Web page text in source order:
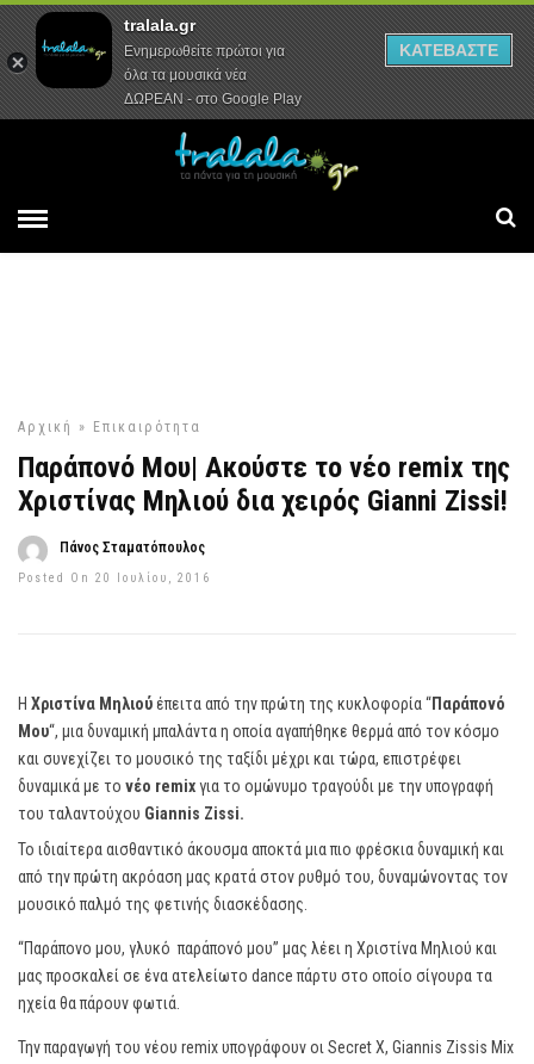
Αρχική Συνεντεύξεις Ρεπορτάζ
Αρχική » Επικαιρότητα
Παράπονό Μου| Ακούστε το νέο remix της
Χριστίνας Μηλιού δια χειρός Gianni Zissi!
Πάνος Σταματόπουλος
Posted On 20 Ιουλίου, 2016
H Χριστίνα Μηλιούέπειτα από την πρώτη της κυκλοφορία “Παράπονό
Μου“, μια δυναμική μπαλάντα η οποία αγαπήθηκε θερμά από τον κόσμο
και συνεχίζει το μουσικό της ταξίδι μέχρι και τώρα, επιστρέφει
δυναμικά με το νέο remixγια το ομώνυμο τραγούδι με την υπογραφή
του ταλαντούχου Giannis Zissi.
Το ιδιαίτερα αισθαντικό άκουσμα αποκτά μια πιο φρέσκια δυναμική και
από την πρώτη ακρόαση μας κρατά στον ρυθμό του, δυναμώνοντας τον
μουσικό παλμό της φετινής διασκέδασης.
“Παράπονο μου, γλυκό παράπονό μου” μας λέει η Χριστίνα Μηλιού και
μας προσκαλεί σε ένα ατελείωτο dance πάρτυ στο οποίο σίγουρα τα
ηχεία θα πάρουν φωτιά.
Την παραγωγή του νέου remix υπογράφουν οι Secret X, Giannis Zissis Mix
tralala.gr
Ενημερωθείτε πρώτοι για
όλα τα μουσικά νέα
ΔΩΡΕΑΝ - στο Google Play
ΚΑΤΕΒΑΣΤΕ